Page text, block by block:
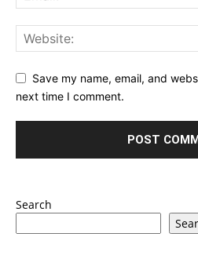
Save my name, email, and
next time I comment.
Search